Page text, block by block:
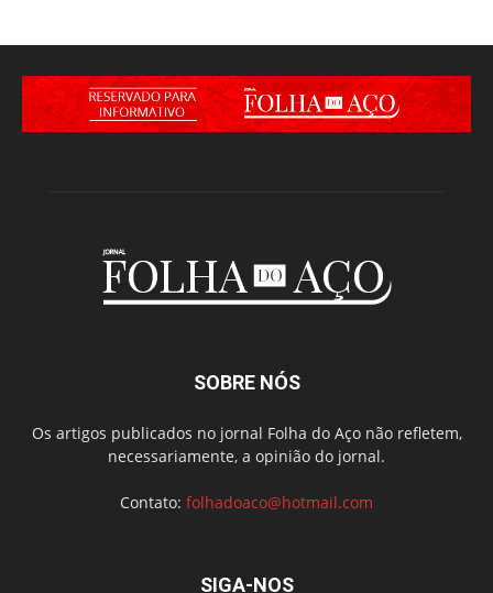
SOBRE NÓS
Os artigos publicados no jornal Folha do Aço não refletem,
necessariamente, a opinião do jornal.
Contato: folhadoaco@hotmail.com
SIGA-NOS